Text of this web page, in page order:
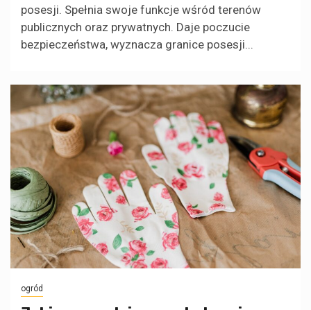
posesji. Spełnia swoje funkcje wśród terenów
publicznych oraz prywatnych. Daje poczucie
bezpieczeństwa, wyznacza granice posesji...
ogród